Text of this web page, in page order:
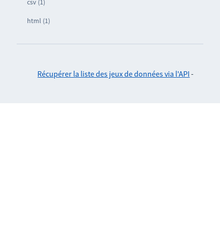
csv (1)
html (1)
Récupérer la liste des jeux de données via l'API -